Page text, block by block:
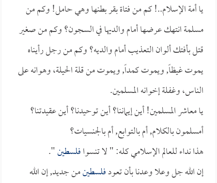
يا أمة الإسلام..! كم من فتاة بقر بطنها وهي حامل! وكم من
مسلمة انتهك عرضها أمام والديها في السجون؟ وكم من صغير
قتل بأفتك ألوان التعذيب أمام والديه؟ وكم من رجل رأيناه
يموت غيظاً, ويموت كمداً, ويموت من قلة الحيلة، وهوانه على
الناس، وغفلة إخوانه المسلمين.
يا معاشر المسلمين! أين إيماننا؟ أين توحيدنا؟ أين عقيدتنا؟
أمسلمون بالكلام, أم بالتوابع, أم بالجنسيات؟
هذا نداء للعالم الإسلامي كله: " لا تنسوافلسطين".
إن الله جل وعلا وعدنا بأن تعودفلسطينمن جديد, إن الله